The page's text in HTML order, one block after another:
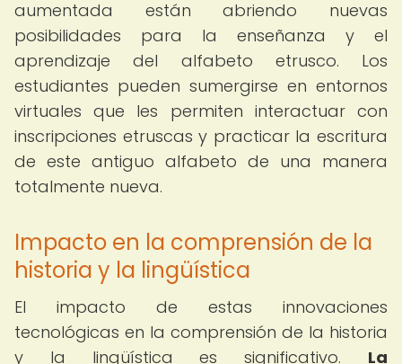
aumentada están abriendo nuevas
posibilidades para la enseñanza y el
aprendizaje del alfabeto etrusco. Los
estudiantes pueden sumergirse en entornos
virtuales que les permiten interactuar con
inscripciones etruscas y practicar la escritura
de este antiguo alfabeto de una manera
totalmente nueva.
Impacto en la comprensión de la
historia y la lingüística
El impacto de estas innovaciones
tecnológicas en la comprensión de la historia
y la lingüística es significativo. La